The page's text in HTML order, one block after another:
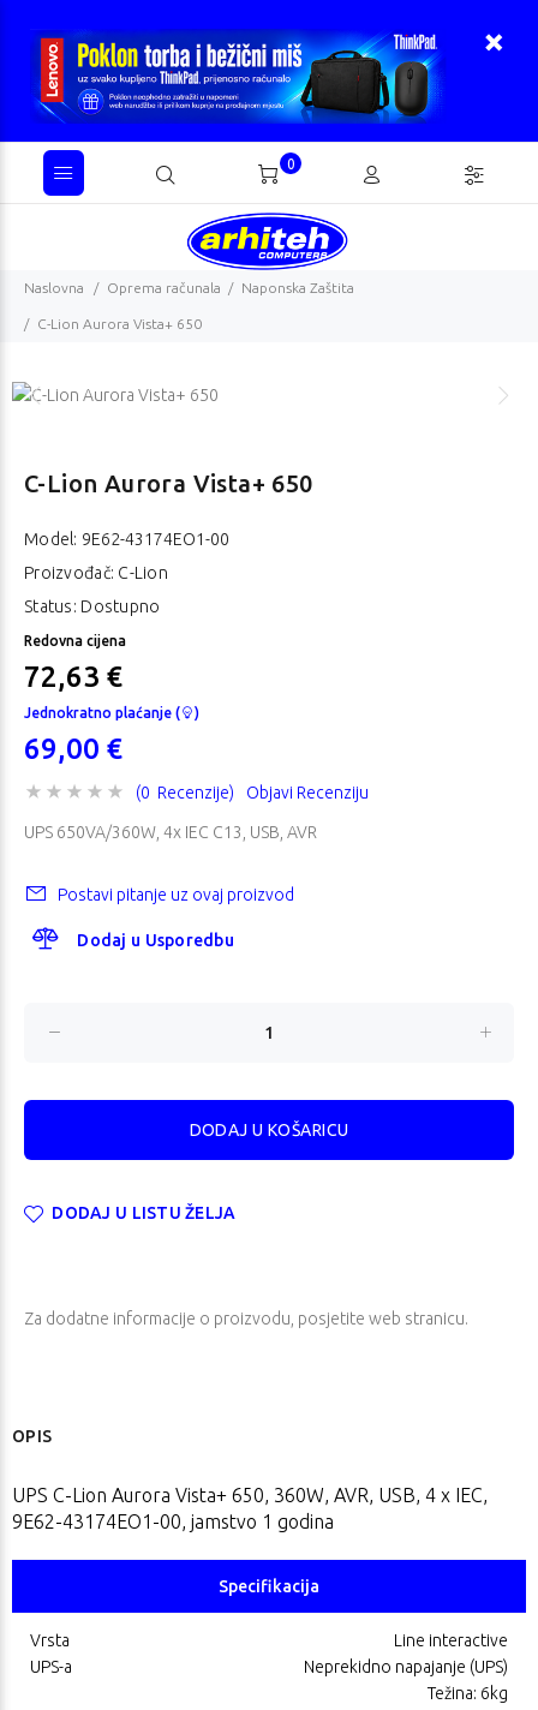
0
Naslovna Oprema računala Naponska Zaštita
C-Lion Aurora Vista+ 650
C-Lion Aurora Vista+ 650
Model: 9E62-43174EO1-00
Proizvođač: C-Lion
Status: Dostupno
Redovna cijena
72,63 €
Jednokratno plaćanje ( )
69,00 €
(0 Recenzije) Objavi Recenziju
UPS 650VA/360W, 4x IEC C13, USB, AVR
Postavi pitanje uz ovaj proizvod
Dodaj u Usporedbu
DODAJ U LISTU ŽELJA
Za dodatne informacije o proizvodu, posjetite web stranicu.
OPIS
UPS C-Lion Aurora Vista+ 650, 360W, AVR, USB, 4 x IEC,
9E62-43174EO1-00, jamstvo 1 godina
Specifikacija
Vrsta
UPS-a
Line interactive
Neprekidno napajanje (UPS)
Težina: 6kg